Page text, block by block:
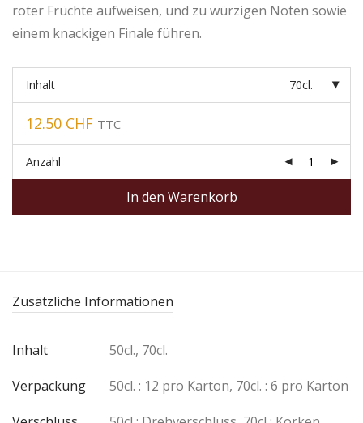
roter Früchte aufweisen, und zu würzigen Noten sowie
einem knackigen Finale führen.
Inhalt 70cl.
12.50 CHF TTC
Anzahl
In den Warenkorb
Zusätzliche Informationen
Inhalt
50cl., 70cl.
Verpackung
50cl. : 12 pro Karton, 70cl. : 6 pro Karton